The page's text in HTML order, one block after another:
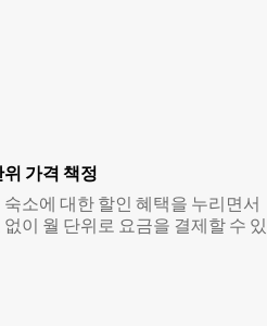
가격 책정
소에 대한 할인 혜택을 누리면서
이 월 단위로 요금을 결제할 수 있